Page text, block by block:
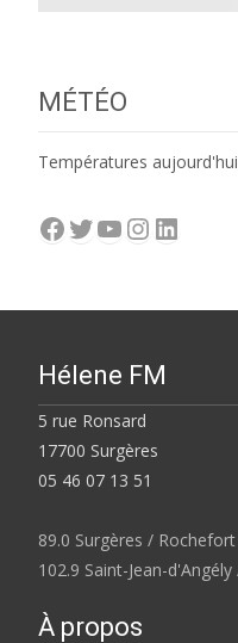
MÉTÉO
Températures
Facebook
Twitter
YouTube
Instagram
Hélene FM
5 rue Ronsard
17700 Surgères
05 46 07 13 51
89.0 Surgères /
102.9 Saint-Jean-
À propos